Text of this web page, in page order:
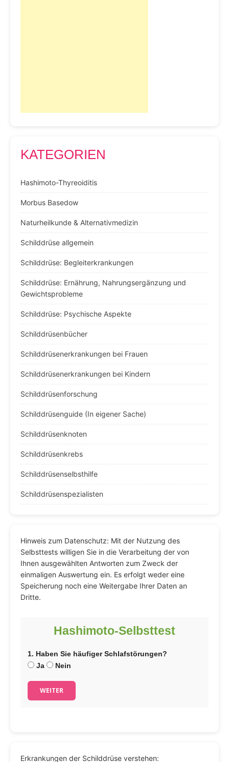
KATEGORIEN
Hashimoto-Thyreoiditis
Morbus Basedow
Naturheilkunde & Alternativmedizin
Schilddrüse allgemein
Schilddrüse: Begleiterkrankungen
Schilddrüse: Ernährung, Nahrungsergänzung und
Gewichtsprobleme
Schilddrüse: Psychische Aspekte
Schilddrüsenbücher
Schilddrüsenerkrankungen bei Frauen
Schilddrüsenerkrankungen bei Kindern
Schilddrüsenforschung
Schilddrüsenguide (In eigener Sache)
Schilddrüsenknoten
Schilddrüsenkrebs
Schilddrüsenselbsthilfe
Schilddrüsenspezialisten
Hinweis zum Datenschutz: Mit der Nutzung des
Selbsttests willigen Sie in die Verarbeitung der von
Ihnen ausgewählten Antworten zum Zweck der
einmaligen Auswertung ein. Es erfolgt weder eine
Speicherung noch eine Weitergabe Ihrer Daten an
Dritte.
Hashimoto-Selbsttest
1. Haben Sie häufiger Schlafstörungen?
Ja
Nein
WEITER
Erkrankungen der Schilddrüse verstehen: